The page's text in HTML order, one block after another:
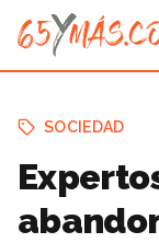
SOCIEDAD